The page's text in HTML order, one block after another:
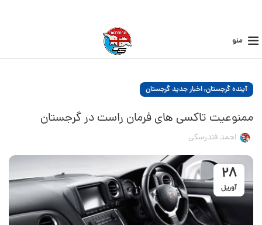
منو
آینده گرجستان,اخبار جدید گرجستان
ممنوعیت تاکسی های فرمان راست در گرجستان
احمد فندرسکی
28
آوریل